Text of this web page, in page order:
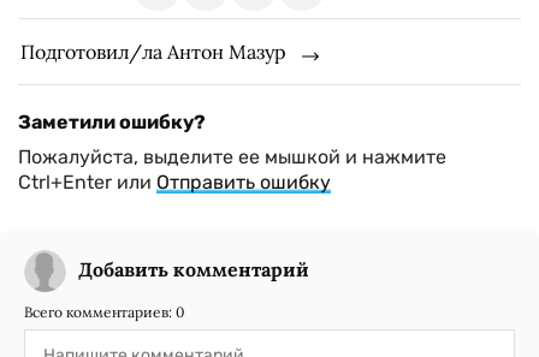
Подготовил/ла Антон Мазур
Заметили ошибку?
Пожалуйста, выделите ее мышкой и нажмите
Ctrl+Enter или Отправить ошибку
Добавить комментарий
Всего комментариев: 0